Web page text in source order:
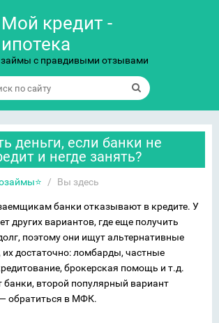
Мой кредит -
ипотека
с правдивыми отзывами
деньги, если банки не
и негде занять?
/ Вы здесь
банки отказывают в кредите. У
других вариантов, где еще получить
поэтому они ищут альтернативные
достаточно: ломбарды, частные
брокерская помощь и т.д.
банки, второй популярный вариант
обратиться в МФК.